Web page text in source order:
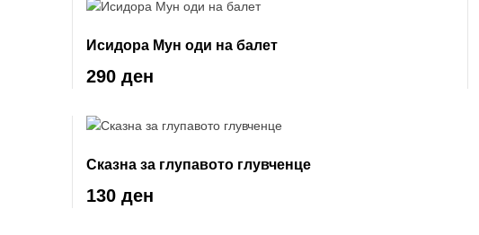
Исидора Мун оди на балет
290 ден
Сказна за глупавото глувченце
130 ден